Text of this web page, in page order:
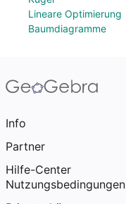
Lineare Optimierung
Baumdiagramme
Info
Partner
Hilfe-Center
Nutzungsbedingungen